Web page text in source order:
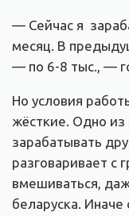
— Сейчас я
месяц. В
— по 6-8 тыс., —
Но условия
жёсткие. Одно
зарабатывать
разговаривает с
вмешиваться,
беларуска.